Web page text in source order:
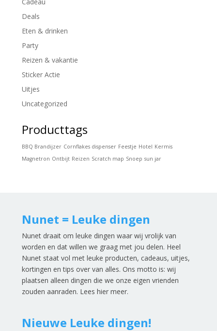
Deals
Eten & drinken
Party
Reizen & vakantie
Sticker Actie
Uitjes
Uncategorized
Producttags
BBQ Brandijzer Cornflakes dispenser Feestje Hotel Kermis
Magnetron Ontbijt Reizen Scratch map Snoep sun jar
Nunet = Leuke dingen
Nunet draait om leuke dingen waar wij vrolijk van
worden en dat willen we graag met jou delen. Heel
Nunet staat vol met leuke producten, cadeaus, uitjes,
kortingen en tips over van alles. Ons motto is: wij
plaatsen alleen dingen die we onze eigen vrienden
zouden aanraden. Lees hier meer.
Nieuwe Leuke dingen!